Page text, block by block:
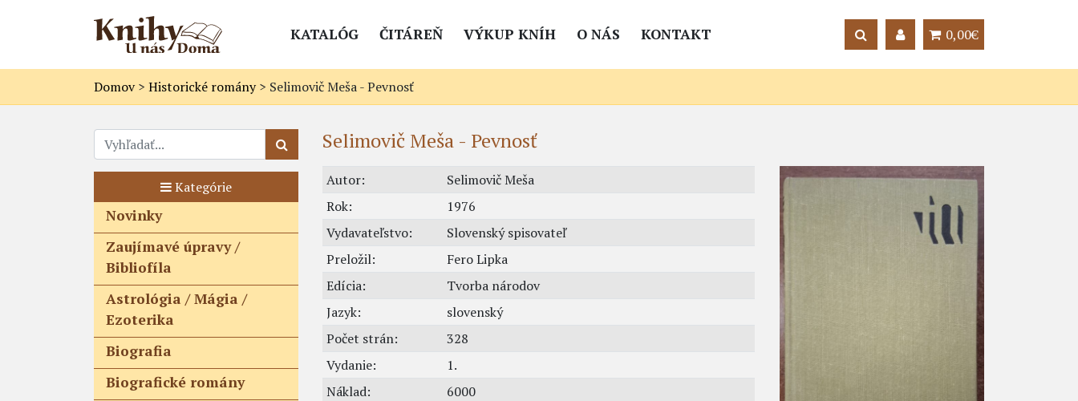
KATALÓG ČITÁREŇ VÝKUP KNÍH O NÁS KONTAKT 0,00€
Domov> Historické romány> Selimovič Meša - Pevnosť
Kategórie
Novinky
Zaujímavé úpravy /
Bibliofíla
Astrológia / Mágia /
Ezoterika
Biografia
Biografické romány
Selimovič Meša - Pevnosť
Autor:
Selimovič Meša
Rok:
1976
Vydavateľstvo:
Slovenský spisovateľ
Preložil:
Fero Lipka
Edícia:
Tvorba národov
Jazyk:
slovenský
Počet strán:
328
Vydanie:
1.
Náklad:
6000